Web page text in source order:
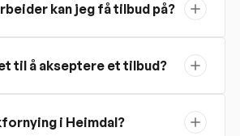
kan jeg få tilbud på?
til å akseptere et tilbud?
i Heimdal?